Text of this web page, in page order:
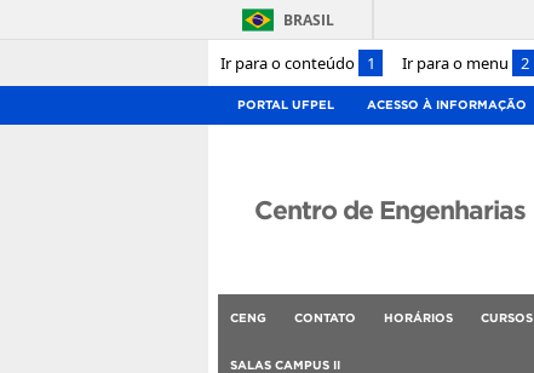
Ir para o conteúdo 1 Ir para o menu 2
BRASIL
PORTAL UFPEL ACESSO À INFORMAÇÃO
Centro de Engenharias
CENG CONTATO HORÁRIOS CURSOS
SALAS CAMPUS II